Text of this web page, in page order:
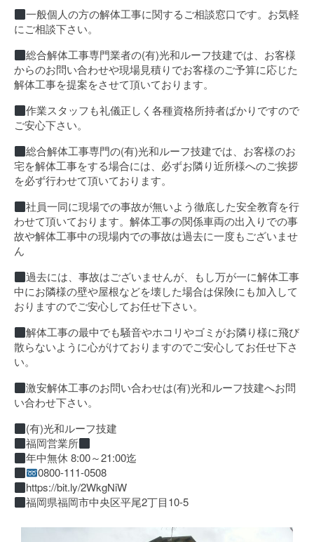
一般個人の方の解体工事に関するご相談窓口です。お気軽
にご相談下さい。
総合解体工事専門業者の(有)光和ルーフ技建では、お客様
からのお問い合わせや現場見積りでお客様のご予算に応じた
解体工事を提案をさせて頂いております。
作業スタッフも礼儀正しく各種資格所持者ばかりですので
ご安心下さい。
総合解体工事専門の(有)光和ルーフ技建では、お客様のお
宅を解体工事をする場合には、必ずお隣り近所様へのご挨拶
を必ず行わせて頂いております。
社員一同に現場での事故が無いよう徹底した安全教育を行
わせて頂いております。解体工事の関係車両の出入りでの事
故や解体工事中の現場内での事故は過去に一度もございませ
ん
過去には、事故はございませんが、もし万が一に解体工事
中にお隣様の壁や屋根などを壊した場合は保険にも加入して
おりますのでご安心してお任せ下さい。
解体工事の最中でも騒音やホコリやゴミがお隣り様に飛び
散らないように心がけておりますのでご安心してお任せ下さ
い。
激安解体工事のお問い合わせは(有)光和ルーフ技建へお問
い合わせ下さい。
(有)光和ルーフ技建
福岡営業所
年中無休 8:00～21:00迄
0800-111-0508
https://bit.ly/2WkgNiW
福岡県福岡市中央区平尾2丁目10-5